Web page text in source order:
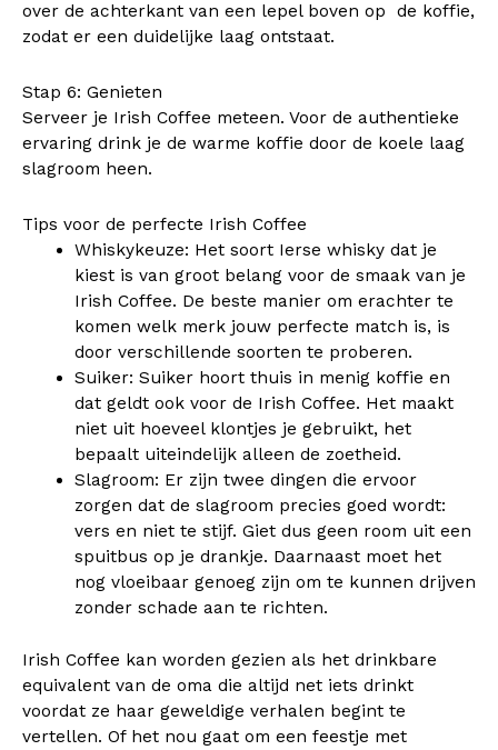
over de achterkant van een lepel boven op de koffie,
zodat er een duidelijke laag ontstaat.
Stap 6: Genieten
Serveer je Irish Coffee meteen. Voor de authentieke
ervaring drink je de warme koffie door de koele laag
slagroom heen.
Tips voor de perfecte Irish Coffee
Whiskykeuze: Het soort Ierse whisky dat je
kiest is van groot belang voor de smaak van je
Irish Coffee. De beste manier om erachter te
komen welk merk jouw perfecte match is, is
door verschillende soorten te proberen.
Suiker: Suiker hoort thuis in menig koffie en
dat geldt ook voor de Irish Coffee. Het maakt
niet uit hoeveel klontjes je gebruikt, het
bepaalt uiteindelijk alleen de zoetheid.
Slagroom: Er zijn twee dingen die ervoor
zorgen dat de slagroom precies goed wordt:
vers en niet te stijf. Giet dus geen room uit een
spuitbus op je drankje. Daarnaast moet het
nog vloeibaar genoeg zijn om te kunnen drijven
zonder schade aan te richten.
Irish Coffee kan worden gezien als het drinkbare
equivalent van de oma die altijd net iets drinkt
voordat ze haar geweldige verhalen begint te
vertellen. Of het nou gaat om een feestje met